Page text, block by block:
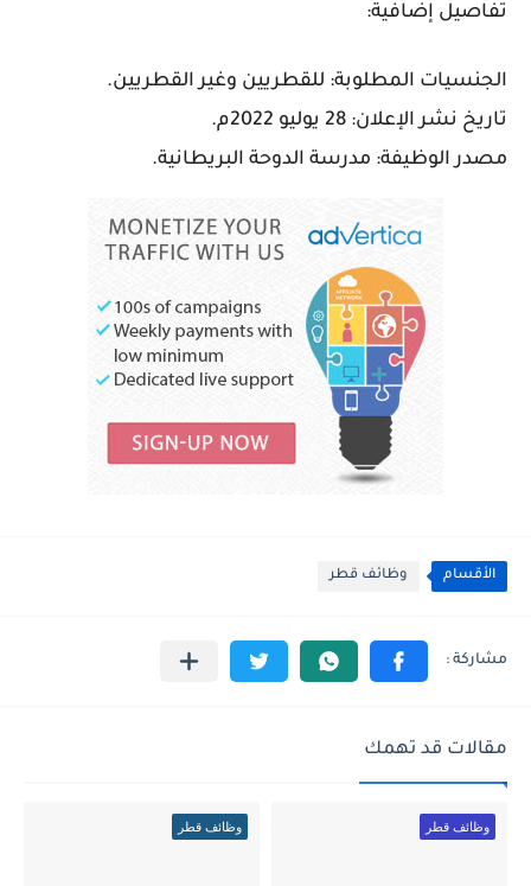
تفاصيل إضافية:
الجنسيات المطلوبة: للقطريين وغير القطريين.
تاريخ نشر الإعلان: 28 يوليو 2022م.
مصدر الوظيفة: مدرسة الدوحة البريطانية.
الأقسام وظائف قطر
مقالات قد تهمك
وظائف قطر وظائف قطر